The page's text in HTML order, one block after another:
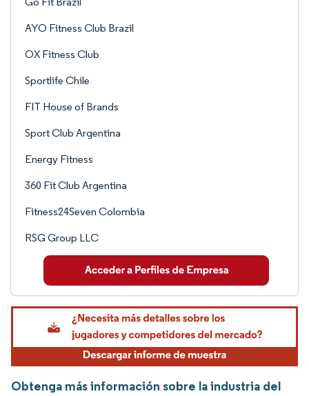
AYO Fitness Club Brazil
OX Fitness Club
Sportlife Chile
FIT House of Brands
Sport Club Argentina
Energy Fitness
360 Fit Club Argentina
Fitness24Seven Colombia
RSG Group LLC
Obtenga más información sobre la industria del